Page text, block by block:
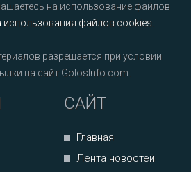
на использование файлов
использования файлов cookies
разрешается при условии
на сайт GolosInfo.com.
САЙТ
Главная
Лента новостей